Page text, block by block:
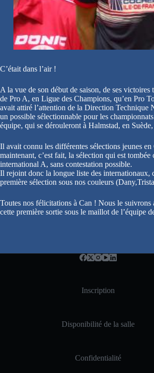
C’était dans l’air !
A la vue de son début de saison, de ses victoires
de Pro A, en Ligue des Champions, qu’en Pro
avait attiré l’attention de la Direction Technique
un possible sélectionnable pour les
équipe, qui se dérouleront à Halmstad, en
Il avait connu les différentes sélections jeunes
maintenant, c’est fait, la sélection qui est
international A, sans contestation possible.
Il rejoint donc la longue liste des internationaux,
première sélection sous nos couleurs
Toutes nos félicitations à Can ! Nous le suivrons
cette première sortie sous le maillot de l’équipe
Inscription
Disponibilité de la salle
Confidentialité